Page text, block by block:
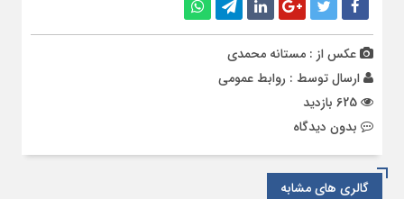
عکس از : مستانه محمدی
ارسال توسط : روابط عمومی
بدون دیدگاه
گالری های مشابه